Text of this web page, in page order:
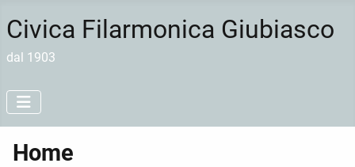
Civica Filarmonica Giubiasco
dal 1903
Home